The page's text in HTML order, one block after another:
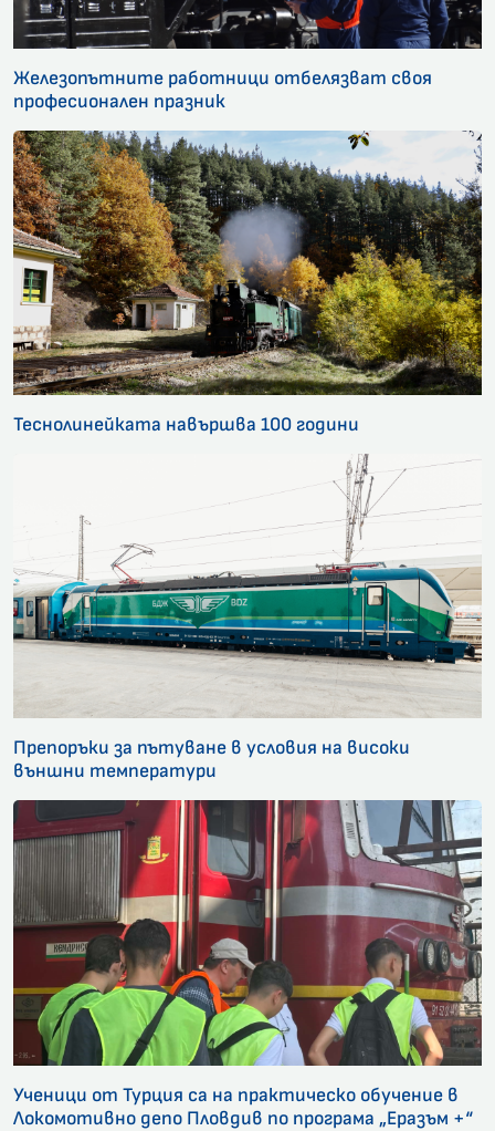
Железопътните работници отбелязват своя
професионален празник
Теснолинейката навършва 100 години
Препоръки за пътуване в условия на високи
външни температури
Ученици от Турция са на практическо обучение в
Локомотивно депо Пловдив по програма „Еразъм +“